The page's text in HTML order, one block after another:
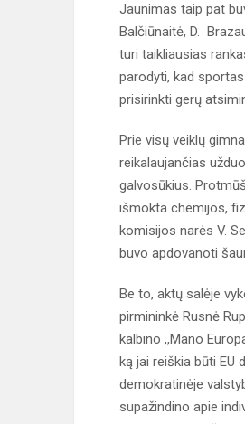
Jaunimas taip pat
Balčiūnaitė, D.
turi taikliausias
parodyti, kad
prisirinkti gerų
Prie visų veiklų
reikalaujančias
galvosūkius.
išmokta chemijos,
komisijos narės V.
buvo apdovanoti
Be to, aktų salėje
pirmininkė Rusnė
kalbino ,,Mano
ką jai reiškia būti EU
demokratinėje
supažindino apie